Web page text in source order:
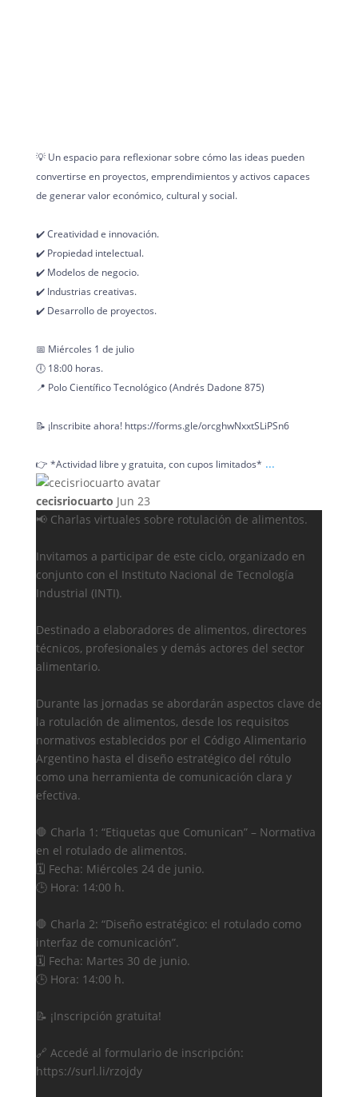
💡 Un espacio para reflexionar sobre cómo las ideas pueden
convertirse en proyectos, emprendimientos y activos capaces
de generar valor económico, cultural y social.
✔️ Creatividad e innovación.
✔️ Propiedad intelectual.
✔️ Modelos de negocio.
✔️ Industrias creativas.
✔️ Desarrollo de proyectos.
📅 Miércoles 1 de julio
🕕 18:00 horas.
📍 Polo Científico Tecnológico (Andrés Dadone 875)
📝 ¡Inscribite ahora! https://forms.gle/orcghwNxxtSLiPSn6
👉 *Actividad libre y gratuita, con cupos limitados* ...
cecisriocuarto Jun 23
📢 Charlas virtuales sobre rotulación de alimentos.
Invitamos a participar de este ciclo, organizado en
conjunto con el Instituto Nacional de Tecnología
Industrial (INTI).
Destinado a elaboradores de alimentos, directores
técnicos, profesionales y demás actores del sector
alimentario.
Durante las jornadas se abordarán aspectos clave de
la rotulación de alimentos, desde los requisitos
normativos establecidos por el Código Alimentario
Argentino hasta el diseño estratégico del rótulo
como una herramienta de comunicación clara y
efectiva.
🛑 Charla 1: “Etiquetas que Comunican” – Normativa
en el rotulado de alimentos.
🗓️ Fecha: Miércoles 24 de junio.
🕒 Hora: 14:00 h.
🛑 Charla 2: “Diseño estratégico: el rotulado como
interfaz de comunicación”.
🗓️ Fecha: Martes 30 de junio.
🕒 Hora: 14:00 h.
📝 ¡Inscripción gratuita!
🔗 Accedé al formulario de inscripción:
https://surl.li/rzojdy